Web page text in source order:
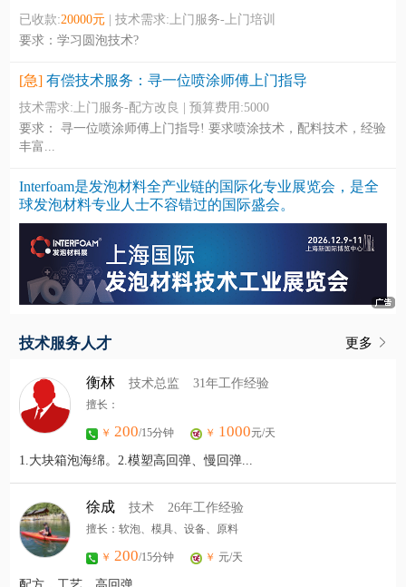
已收款:20000元 | 技术需求:上门服务-上门培训
要求：学习圆泡技术?
[急]有偿技术服务：寻一位喷涂师傅上门指导
技术需求:上门服务-配方改良 | 预算费用:5000
要求： 寻一位喷涂师傅上门指导! 要求喷涂技术，配料技术，经验
丰富...
Interfoam是发泡材料全产业链的国际化专业展览会，是全
球发泡材料专业人士不容错过的国际盛会。
更多
技术服务人才
衡林 技术总监 31年工作经验
擅长：
￥ 200/15分钟 ￥ 1000元/天
1.大块箱泡海绵。2.模塑高回弹、慢回弹...
徐成 技术 26年工作经验
擅长：软泡、模具、设备、原料
￥ 200/15分钟 ￥ 元/天